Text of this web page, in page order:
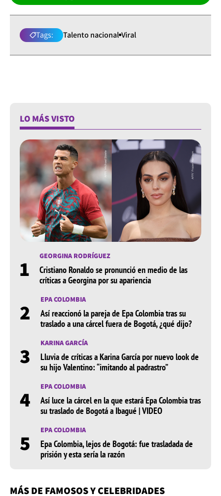
Tags: Talento nacional Viral
LO MÁS VISTO
1 GEORGINA RODRÍGUEZ
Cristiano Ronaldo se pronunció en medio de las
críticas a Georgina por su apariencia
2 EPA COLOMBIA
Así reaccionó la pareja de Epa Colombia tras su
traslado a una cárcel fuera de Bogotá, ¿qué dijo?
3 KARINA GARCÍA
Lluvia de críticas a Karina García por nuevo look de
su hijo Valentino: “imitando al padrastro”
4 EPA COLOMBIA
Así luce la cárcel en la que estará Epa Colombia tras
su traslado de Bogotá a Ibagué | VIDEO
5 EPA COLOMBIA
Epa Colombia, lejos de Bogotá: fue trasladada de
prisión y esta sería la razón
MÁS DE FAMOSOS Y CELEBRIDADES